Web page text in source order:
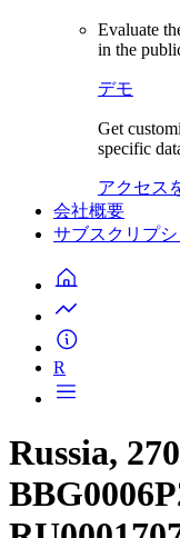
Evaluate
in the
デモ
Get
specific
アクセス
会社概要
サブスクリプ
R
Russia,